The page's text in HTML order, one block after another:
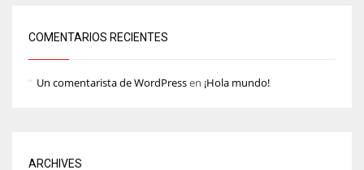
COMENTARIOS RECIENTES
Un comentarista de WordPressen ¡Hola mundo!
ARCHIVES